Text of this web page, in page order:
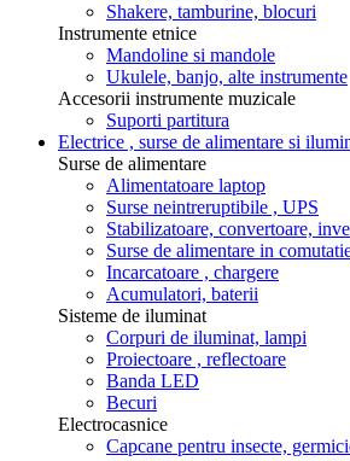
Shakere, tamburine, blocuri
Instrumente etnice
Mandoline si mandole
Ukulele, banjo, alte instrumente
Accesorii instrumente muzicale
Suporti partitura
Electrice , surse de alimentare si
Surse de alimentare
Alimentatoare laptop
Surse neintreruptibile , UPS
Stabilizatoare, convertoare,
Surse de alimentare in
Incarcatoare , chargere
Acumulatori, baterii
Sisteme de iluminat
Corpuri de iluminat, lampi
Proiectoare , reflectoare
Banda LED
Becuri
Electrocasnice
Capcane pentru insecte,